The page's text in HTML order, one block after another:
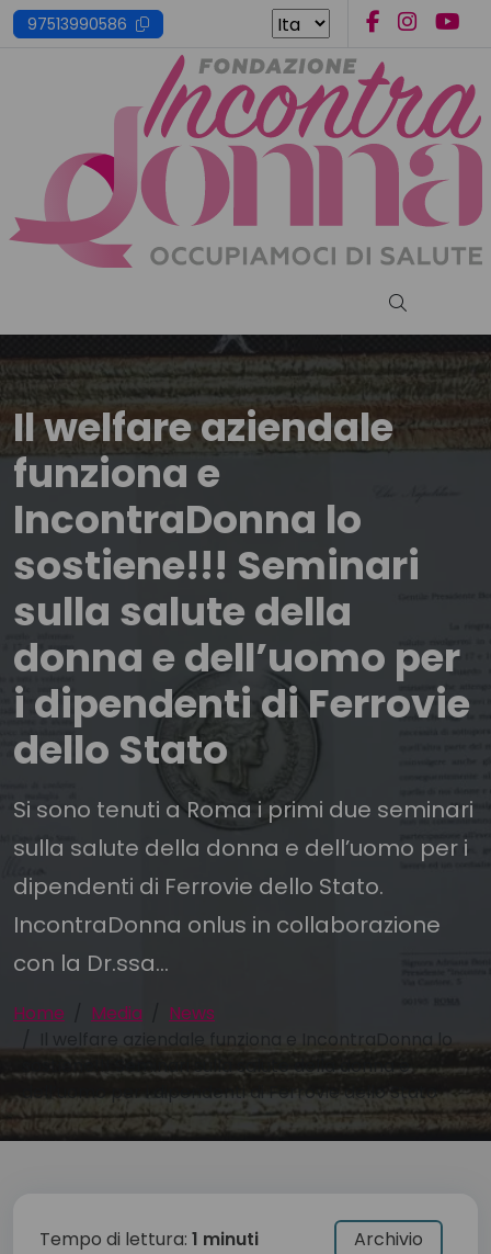
Skip
to
97513990586
Cerca nel
Il welfare aziendale
funziona e
IncontraDonna lo
sostiene!!! Seminari
sulla salute della
donna e dell’uomo per
i dipendenti di Ferrovie
dello Stato
Si sono tenuti a Roma i primi due seminari
sulla salute della donna e dell’uomo per i
dipendenti di Ferrovie dello Stato.
IncontraDonna onlus in collaborazione
con la Dr.ssa...
Home Media
News
Il welfare aziendale funziona e IncontraDonna lo
sostiene!!! Seminari sulla salute della donna e
dell’uomo per i dipendenti di Ferrovie dello Stato
Tempo di lettura: 1 minuti Archivio